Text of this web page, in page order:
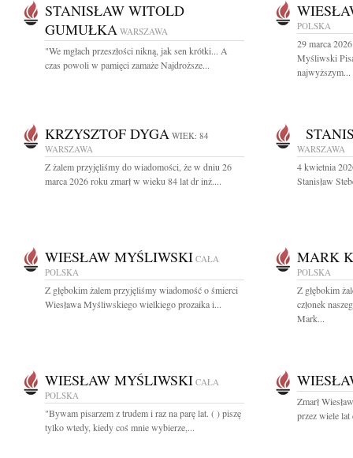
STANISŁAW WITOLD
GUMUŁKA WARSZAWA
"We mgłach przeszłości nikną, jak sen krótki... A
czas powoli w pamięci zamaże Najdroższe...
POLSKA
29 marca
Myśliwski
najwyższym...
KRZYSZTOF DYGA WIEK: 84
WARSZAWA
Z żalem przyjęliśmy do wiadomości, że w dniu 26
marca 2026 roku zmarł w wieku 84 lat dr inż....
WARSZAWA
4 kwietnia
Stanisław
WIESŁAW MYŚLIWSKI CAŁA
POLSKA
Z głębokim żalem przyjęliśmy wiadomość o śmierci
Wiesława Myśliwskiego wielkiego prozaika i...
MARK
POLSKA
Z głębokim
członek
Mark...
WIESŁAW MYŚLIWSKI CAŁA
POLSKA
"Bywam pisarzem z trudem i raz na parę lat. ( ) piszę
tylko wtedy, kiedy coś mnie wybierze,...
Zmarł
przez wiele lat